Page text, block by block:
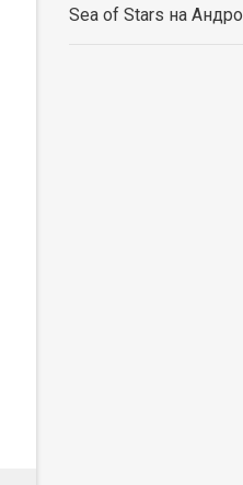
Sea of Stars на